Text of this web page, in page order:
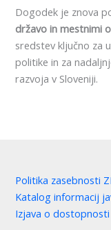
Dogodek je znova
državo in mestnimi
sredstev ključno za
politike in za
razvoja v Sloveniji.
Politika zasebnosti
Katalog informacij
Izjava o dostopnosti